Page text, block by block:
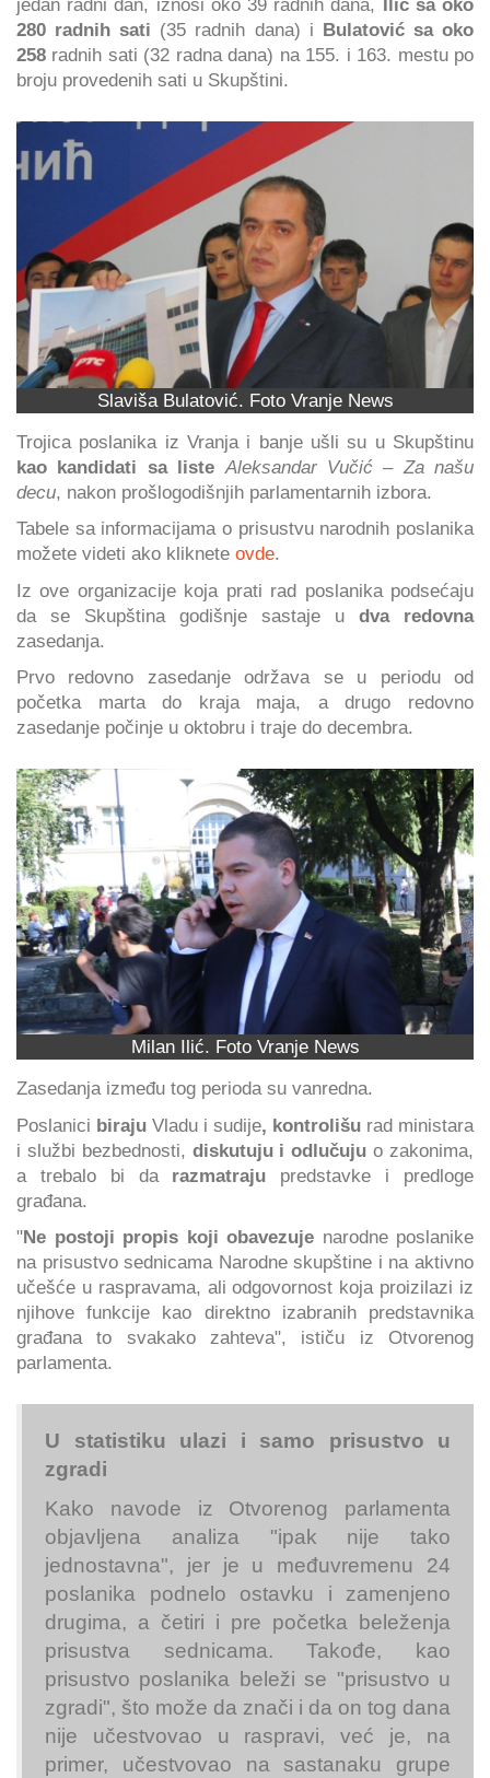
jedan radni dan, iznosi oko 39 radnih dana,
Ilić sa oko
280 radnih sati (35 radnih dana) i
Bulatović sa oko
258 radnih sati (32 radna dana) na 155. i 163. mestu po
broju provedenih sati u Skupštini.
Slaviša Bulatović. Foto Vranje News
Trojica poslanika iz Vranja i banje ušli su u Skupštinu
kao kandidati sa liste Aleksandar Vučić – Za našu
decu, nakon prošlogodišnjih parlamentarnih izbora.
Tabele sa informacijama o prisustvu narodnih poslanika
možete videti ako kliknete ovde.
Iz ove organizacije koja prati rad poslanika podsećaju
da se Skupština godišnje sastaje u dva redovna
zasedanja.
Prvo redovno zasedanje održava se u periodu od
početka marta do kraja maja, a drugo redovno
zasedanje počinje u oktobru i traje do decembra.
Milan Ilić. Foto Vranje News
Zasedanja između tog perioda su vanredna.
Poslanici biraju Vladu i sudije, kontrolišu rad ministara
i službi bezbednosti, diskutuju i odlučuju o zakonima,
a trebalo bi darazmatraju predstavke i predloge
građana.
"Ne postoji propis koji obavezuje narodne poslanike
na prisustvo sednicama Narodne skupštine i na aktivno
učešće u raspravama, ali odgovornost koja proizilazi iz
njihove funkcije kao direktno izabranih predstavnika
građana to svakako zahteva", ističu iz Otvorenog
parlamenta.
U statistiku ulazi i samo prisustvo u
zgradi
Kako navode iz Otvorenog parlamenta
objavljena analiza "ipak nije tako
jednostavna", jer je u međuvremenu 24
poslanika podnelo ostavku i zamenjeno
drugima, a četiri i pre početka beleženja
prisustva sednicama. Takođe, kao
prisustvo poslanika beleži se "prisustvo u
zgradi", što može da znači i da on tog dana
nije učestvovao u raspravi, već je, na
primer, učestvovao na sastanaku grupe